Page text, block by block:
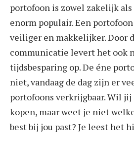
portofoon is zowel zakelijk
enorm populair. Een
veiliger en makkelijker. Door
communicatie levert het ook
tijdsbesparing op. De éne
niet, vandaag de dag zijn er
portofoons verkrijgbaar. Wil
kopen, maar weet je niet
best bij jou past? Je leest het